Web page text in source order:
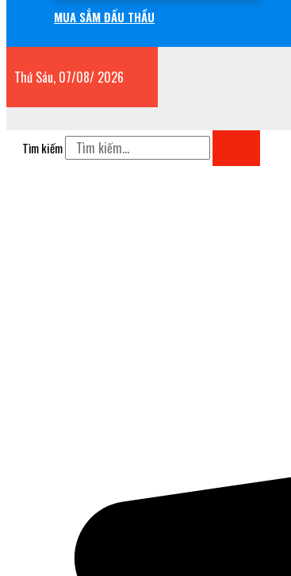
MUA SẮM ĐẤU THẦU
Thứ Sáu, 07/08/ 2026
Tìm kiếm